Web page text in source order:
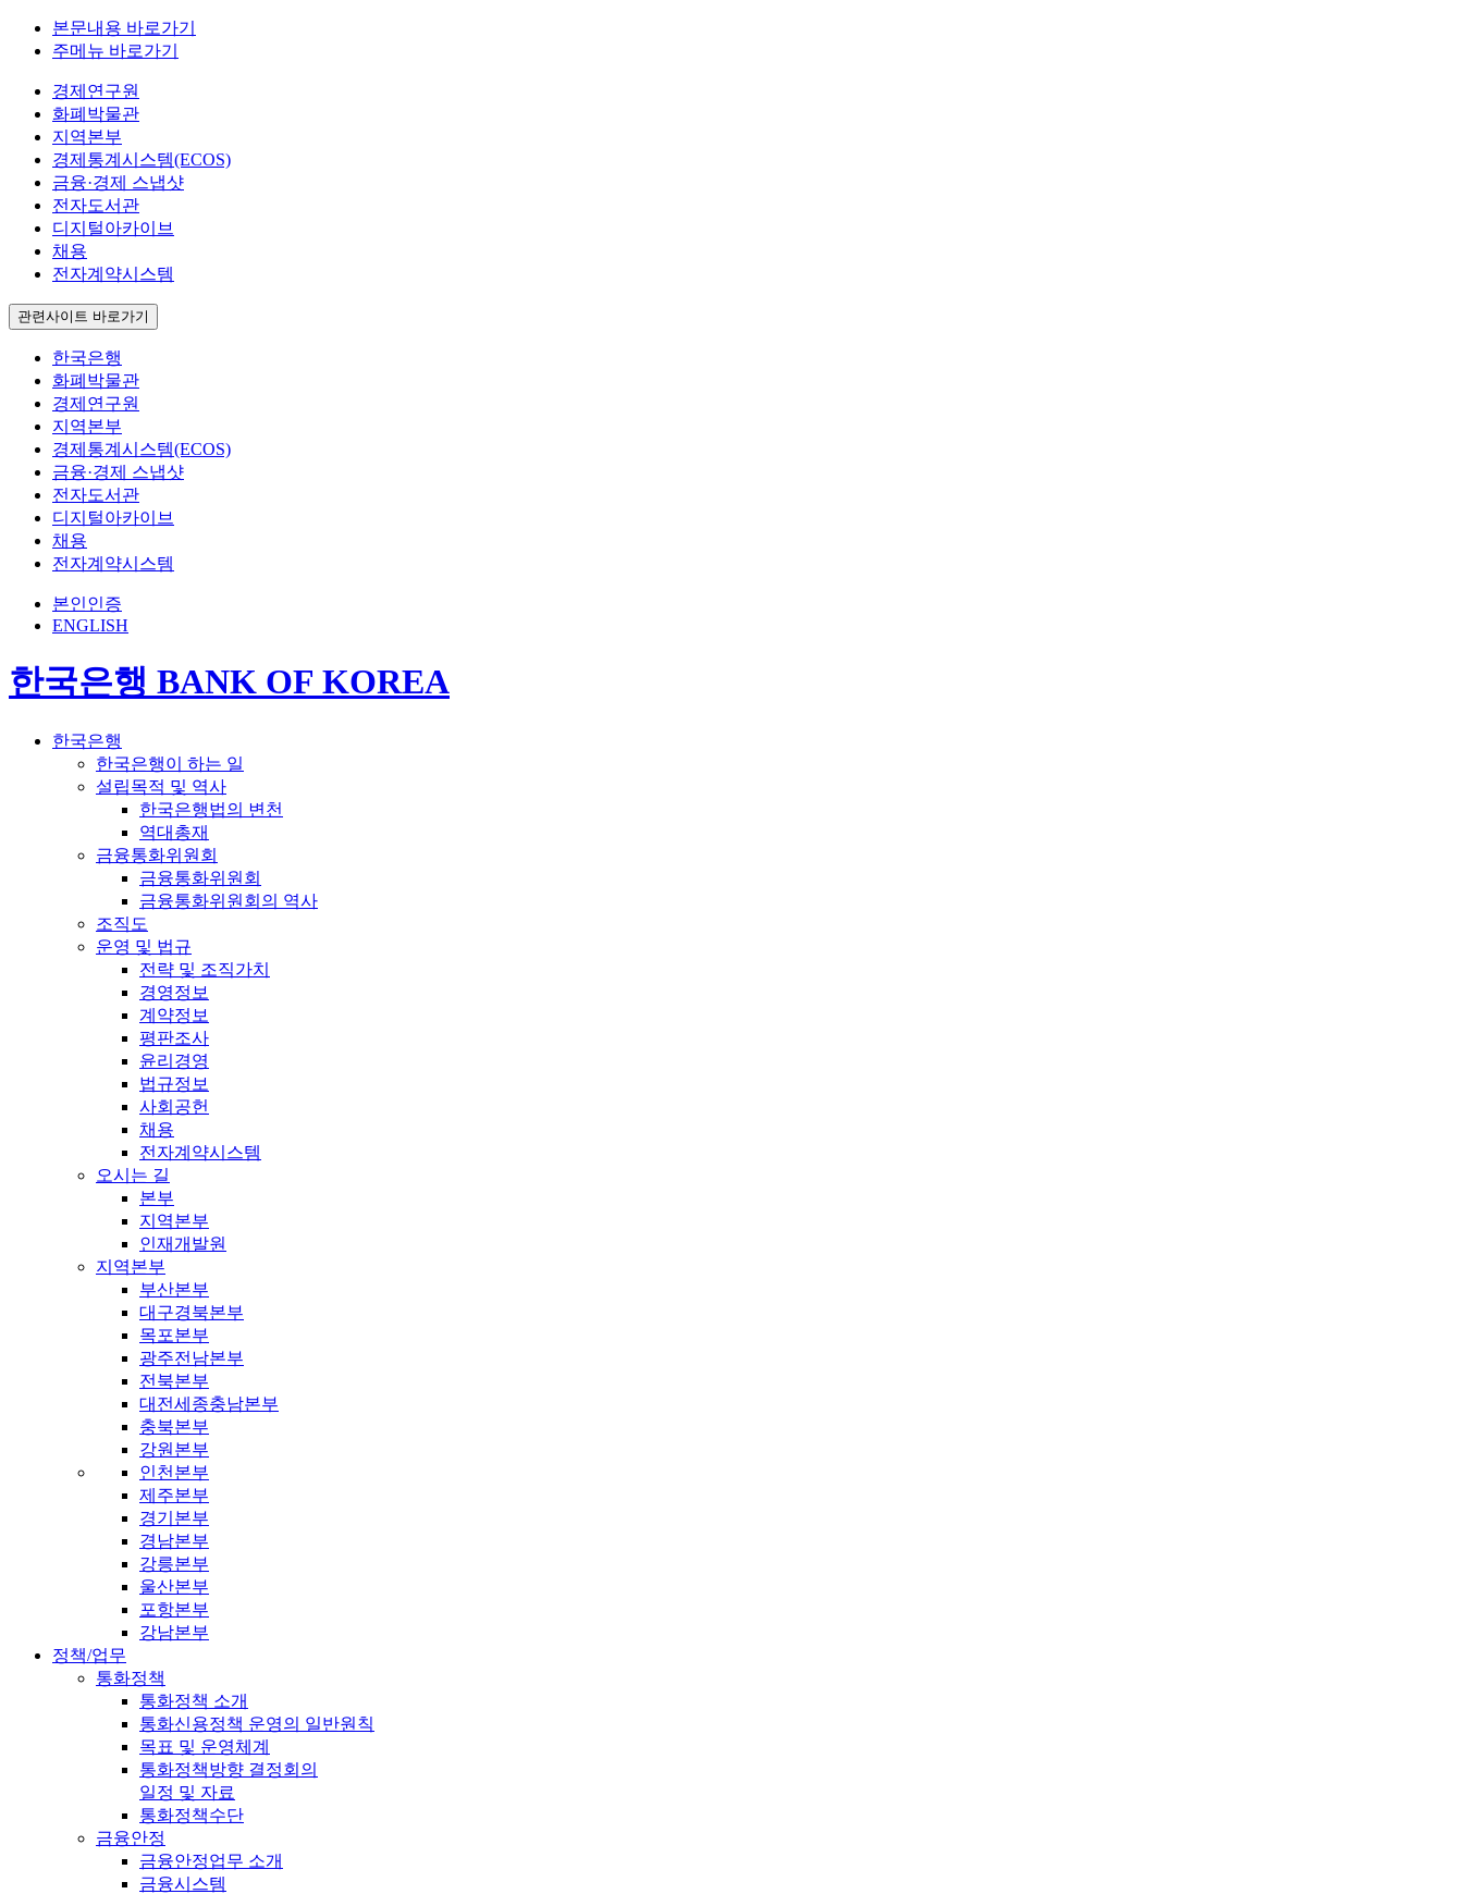
본문내용 바로가기
주메뉴 바로가기
경제연구원
화폐박물관
지역본부
경제통계시스템(ECOS)
금융·경제 스냅샷
전자도서관
디지털아카이브
채용
전자계약시스템
관련사이트 바로가기
한국은행
화폐박물관
경제연구원
지역본부
경제통계시스템(ECOS)
금융·경제 스냅샷
전자도서관
디지털아카이브
채용
전자계약시스템
본인인증
ENGLISH
한국은행 BANK OF KOREA
한국은행
한국은행이 하는 일
설립목적 및 역사
한국은행법의 변천
역대총재
금융통화위원회
금융통화위원회
금융통화위원회의 역사
조직도
운영 및 법규
전략 및 조직가치
경영정보
계약정보
평판조사
윤리경영
법규정보
사회공헌
채용
전자계약시스템
오시는 길
본부
지역본부
인재개발원
지역본부
부산본부
대구경북본부
목포본부
광주전남본부
전북본부
대전세종충남본부
충북본부
강원본부
인천본부
제주본부
경기본부
경남본부
강릉본부
울산본부
포항본부
강남본부
정책/업무
통화정책
통화정책 소개
통화신용정책 운영의 일반원칙
목표 및 운영체계
통화정책방향 결정회의
일정 및 자료
통화정책수단
금융안정
금융안정업무 소개
금융시스템